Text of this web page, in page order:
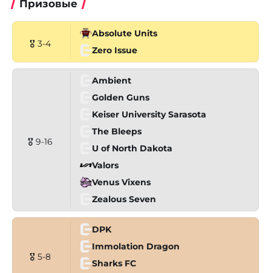
Призовые
🎖 3-4
Absolute Units
Zero Issue
🎖 9-16
Ambient
Golden Guns
Keiser University Sarasota
The Bleeps
U of North Dakota
Valors
Venus Vixens
Zealous Seven
🎖 5-8
DPK
Immolation Dragon
Sharks FC